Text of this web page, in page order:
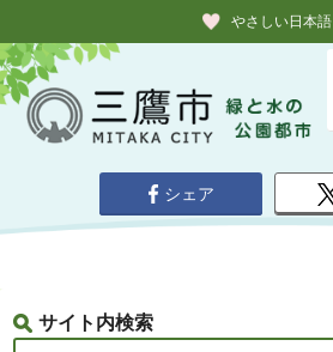
やさしい日本語
シェア
サイト内検索